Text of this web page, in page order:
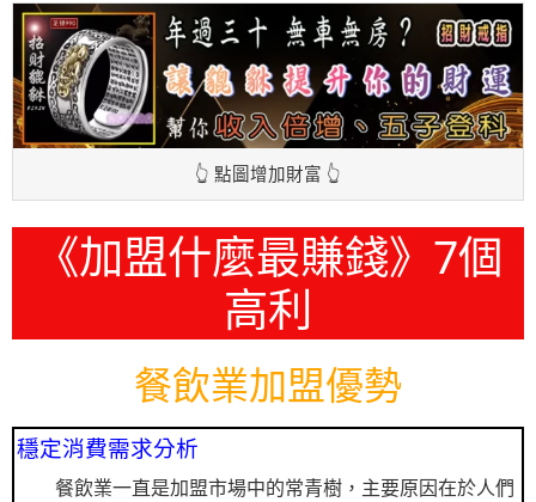
👆 點圖增加財富 👆
《加盟什麼最賺錢》7個
高利
餐飲業加盟優勢
穩定消費需求分析
餐飲業一直是加盟市場中的常青樹，主要原因在於人們